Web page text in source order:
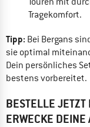
Tragekomfort.
Tipp: Bei Bergans
sie optimal
Dein persönliches
bestens vorbereitet.
BESTELLE
ERWECKE